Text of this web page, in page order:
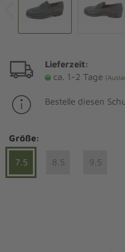
Lieferzeit:
ca. 1-2 Tage
Bestelle diesen
Größe:
7.5 8.5 9.5